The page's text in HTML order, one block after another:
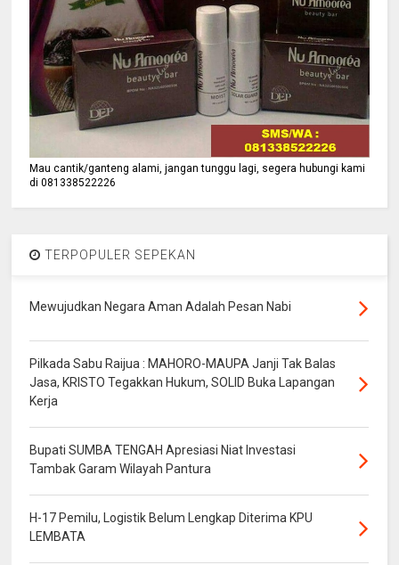
Mau cantik/ganteng alami, jangan tunggu lagi, segera hubungi kami
di 081338522226
TERPOPULER SEPEKAN
Mewujudkan Negara Aman Adalah Pesan Nabi
Pilkada Sabu Raijua : MAHORO-MAUPA Janji Tak Balas
Jasa, KRISTO Tegakkan Hukum, SOLID Buka Lapangan
Kerja
Bupati SUMBA TENGAH Apresiasi Niat Investasi
Tambak Garam Wilayah Pantura
H-17 Pemilu, Logistik Belum Lengkap Diterima KPU
LEMBATA